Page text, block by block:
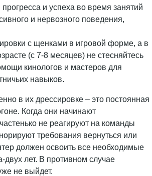
и успеха во время занятий
и нервозного поведения,
с щенками в игровой форме, а в
(с 7-8 месяцев) не стесняйтесь
кинологов и мастеров для
навыков.
в их дрессировке – это постоянная
Когда они начинают
не реагируют на команды
требования вернуться или
должен освоить все необходимые
двух лет. В противном случае
не выйдет.